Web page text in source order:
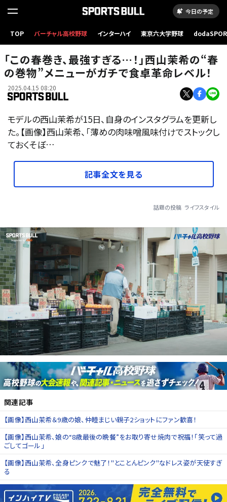
今日の予定
TOP バーチャル高校野球 インターハイ 東京六大学野球
「この春巻き、最強すぎる…！」西山茉希の“春
の巻物”メニューがガチで食卓革命レベル！
2025.04.15 08:20
モデルの西山茉希が15日、自身のインスタグラムを更新し
た。【画像】西山茉希、「薄めの肉味噌風味付けでストックし
ておくそぼ…
記事全文を見る
話題の投稿 ライフスタイル
関連記事
【画像】西山茉希＆9歳の娘、仲睦まじい親子2ショットにファン歓喜！
【画像】西山茉希、娘の“8歳最後の晩餐”をお取り寄せ焼肉で祝福！「笑って過
ごしてゴール」
【画像】西山茉希、全身ピンクで魅了！"とことんピンク"なドレス姿が天使すぎ
る